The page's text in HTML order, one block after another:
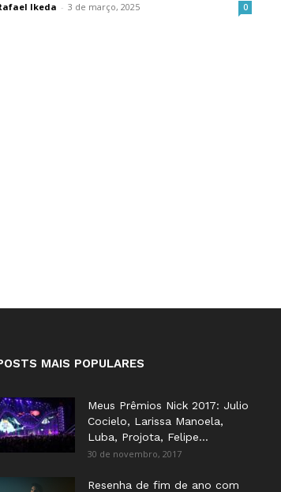
Ikeda - 3 de março, 2025 0
MAIS POPULARES
Meus Prêmios Nick 2017: Julio
Cocielo, Larissa Manoela,
Luba, Projota, Felipe...
30 de novembro, 2017
Resenha de fim de ano com